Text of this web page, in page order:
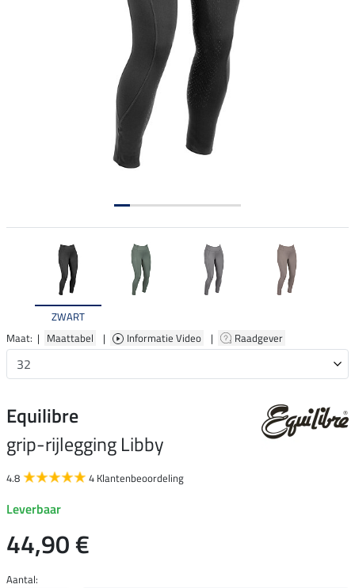
ZWART
Maat: | Maattabel | Informatie Video | Raadgever
Equilibre
grip-rijlegging Libby
4.8 4 Klantenbeoordeling
Leverbaar
44,90 €
Aantal: